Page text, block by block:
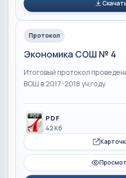
Протокол
Экономика СОШ № 4
Итоговый протокол
ВОШ в 2017-2018 уч.году
PDF
42 Кб